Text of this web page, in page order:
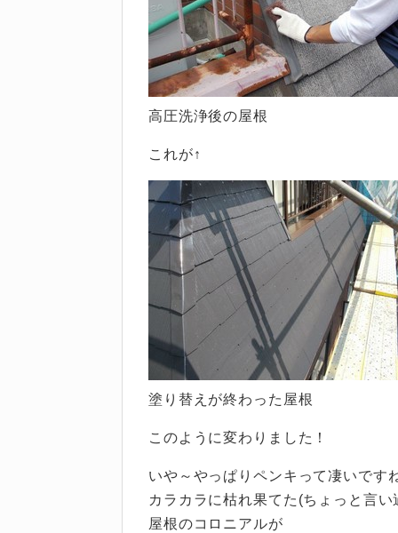
高圧洗浄後の屋根
これが↑
塗り替えが終わった屋根
このように変わりました！
いや～やっぱりペンキって凄いです
カラカラに枯れ果てた(ちょっと言
屋根のコロニアルが